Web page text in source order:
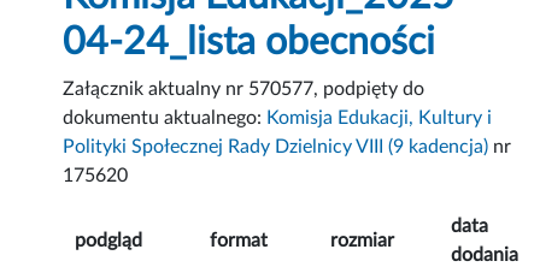
04-24_lista obecności
Załącznik aktualny nr 570577, podpięty do
dokumentu aktualnego: Komisja Edukacji, Kultury i
Polityki Społecznej Rady Dzielnicy VIII (9 kadencja) nr
175620
podgląd format rozmiar
data
dodania